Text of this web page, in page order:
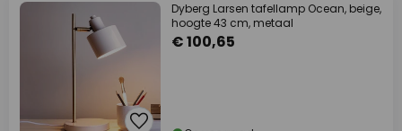
Dyberg Larsen tafellamp Ocean, beige,
hoogte 43 cm, metaal
€ 100,65